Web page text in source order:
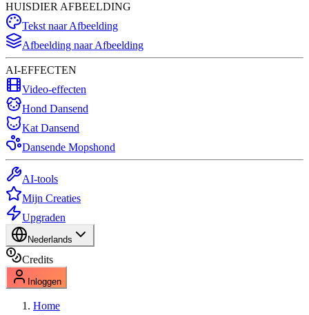
HUISDIER AFBEELDING
Tekst naar Afbeelding
Afbeelding naar Afbeelding
AI-EFFECTEN
Video-effecten
Hond Dansend
Kat Dansend
Dansende Mopshond
AI-tools
Mijn Creaties
Upgraden
Nederlands
Credits
Inloggen
Home